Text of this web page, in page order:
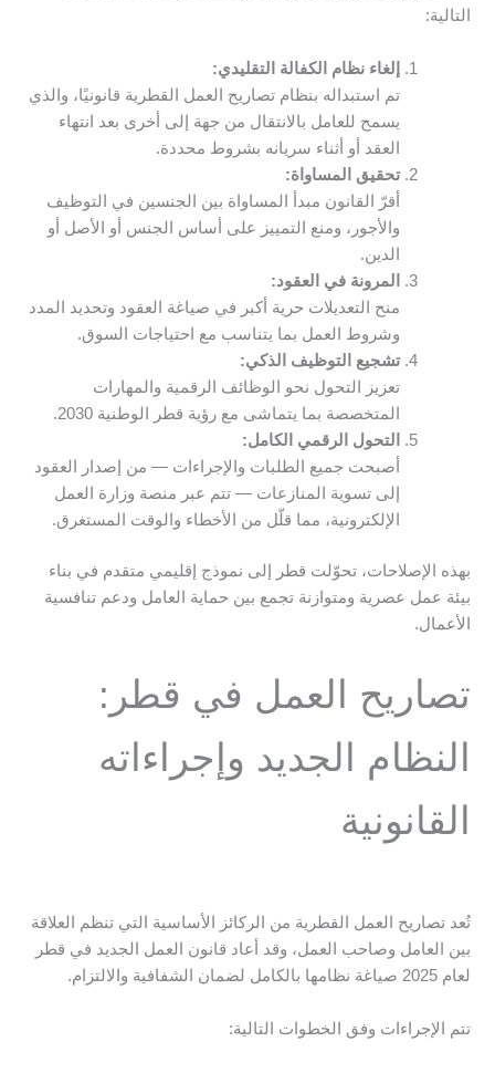
التالية:
إلغاء نظام الكفالة التقليدي:
تم استبداله بنظام تصاريح العمل القطرية قانونيًا، والذي
يسمح للعامل بالانتقال من جهة إلى أخرى بعد انتهاء
العقد أو أثناء سريانه بشروط محددة.
تحقيق المساواة:
أقرّ القانون مبدأ المساواة بين الجنسين في التوظيف
والأجور، ومنع التمييز على أساس الجنس أو الأصل أو
الدين.
المرونة في العقود:
منح التعديلات حرية أكبر في صياغة العقود وتحديد المدد
وشروط العمل بما يتناسب مع احتياجات السوق.
تشجيع التوظيف الذكي:
تعزيز التحول نحو الوظائف الرقمية والمهارات
المتخصصة بما يتماشى مع رؤية قطر الوطنية 2030.
التحول الرقمي الكامل:
أصبحت جميع الطلبات والإجراءات — من إصدار العقود
إلى تسوية المنازعات — تتم عبر منصة وزارة العمل
الإلكترونية، مما قلّل من الأخطاء والوقت المستغرق.
بهذه الإصلاحات، تحوّلت قطر إلى نموذج إقليمي متقدم في بناء
بيئة عمل عصرية ومتوازنة تجمع بين حماية العامل ودعم تنافسية
الأعمال.
تصاريح العمل في قطر:
النظام الجديد وإجراءاته
القانونية
تُعد تصاريح العمل القطرية من الركائز الأساسية التي تنظم العلاقة
بين العامل وصاحب العمل، وقد أعاد قانون العمل الجديد في قطر
لعام 2025 صياغة نظامها بالكامل لضمان الشفافية والالتزام.
تتم الإجراءات وفق الخطوات التالية: